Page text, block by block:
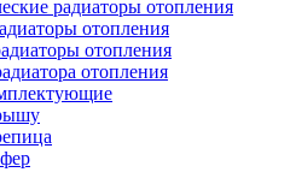
радиаторы отопления
отопления
отопления
отопления